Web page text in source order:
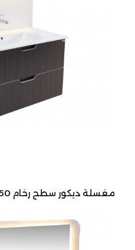
مغسلة ديكور سطح رخام 50*150 سم